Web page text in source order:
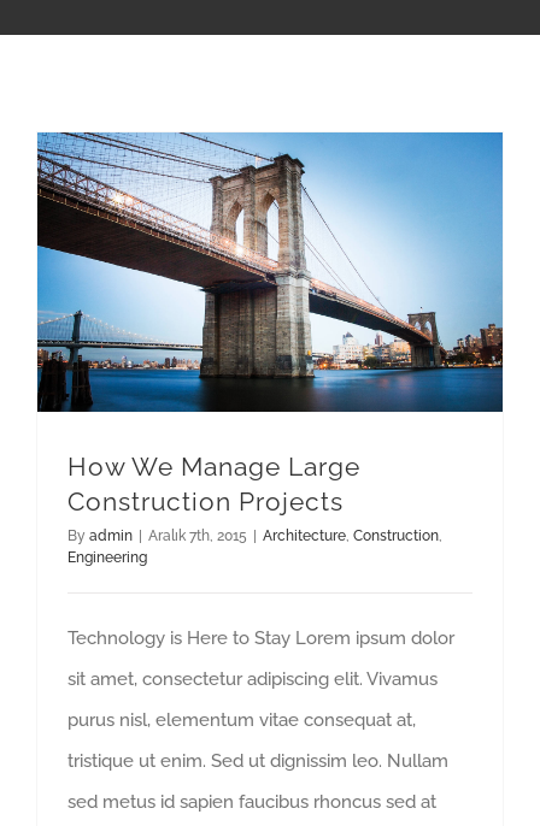
DEVIS & CONTACT
How We Manage Large
Construction Projects
By admin Aralık 7th, 2015 Architecture, Construction,
Engineering
Technology is Here to Stay Lorem ipsum dolor
sit amet, consectetur adipiscing elit. Vivamus
purus nisl, elementum vitae consequat at,
tristique ut enim. Sed ut dignissim leo. Nullam
sed metus id sapien faucibus rhoncus sed at